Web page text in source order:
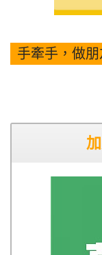
手牽手，做朋